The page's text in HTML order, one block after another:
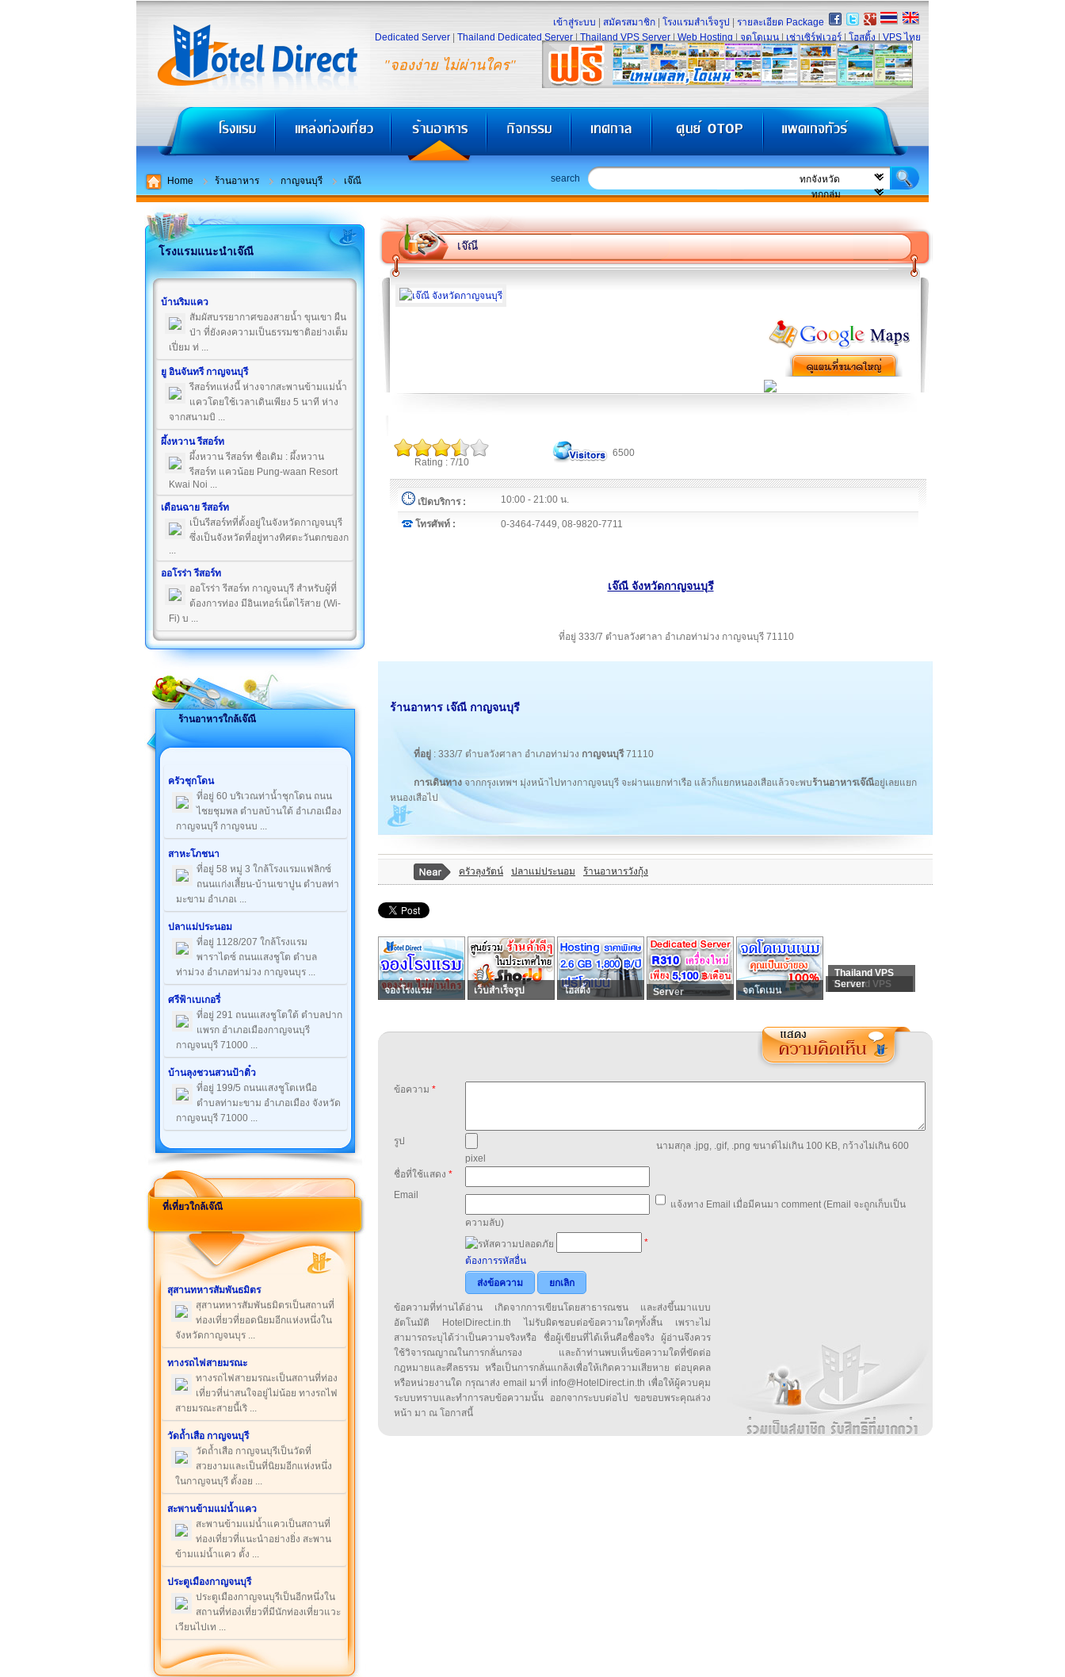
"จองง่าย ไม่ผ่านใคร"
เข้าสู่ระบบ สมัครสมาชิก โรงแรมสำเร็จรูป
รายละเอียด Package
Dedicated Server
Thailand Dedicated Server Thailand VPS Server Web Hosting จดโดเมน เช่าเซิร์ฟเวอร์ โฮสติ้ง VPS ไทย
Home ร้านอาหาร กาญจนบุรี เจ๊ณี search
โรงแรมแนะนำเจ๊ณี
บ้านริมแคว
สัมผัสบรรยากาศของสายน้ำ ขุนเขา ผืน
ป่า ที่ยังคงความเป็นธรรมชาติอย่างเต็ม
เปี่ยม ท่ ...
ยู อินจันทรี กาญจนบุรี
รีสอร์ทแห่งนี้ ห่างจากสะพานข้ามแม่น้ำ
แควโดยใช้เวลาเดินเพียง 5 นาที ห่าง
จากสนามบิ ...
ผึ้งหวาน รีสอร์ท
ผึ้งหวาน รีสอร์ท ชื่อเดิม : ผึ้งหวาน
รีสอร์ท แควน้อย Pung-waan Resort
Kwai Noi ...
เดือนฉาย รีสอร์ท
เป็นรีสอร์ทที่ตั้งอยู่ในจังหวัดกาญจนบุรี
ซึ่งเป็นจังหวัดที่อยู่ทางทิศตะวันตกของก
...
ออโรร่า รีสอร์ท
ออโรร่า รีสอร์ท กาญจนบุรี สำหรับผู้ที่
ต้องการท่อง มีอินเทอร์เน็ตไร้สาย (Wi-
Fi) บ ...
ร้านอาหารใกล้เจ๊ณี
ครัวชุกโดน
ที่อยู่ 60 บริเวณท่าน้ำชุกโดน ถนน
ไชยชุมพล ตำบลบ้านใต้ อำเภอเมือง
กาญจนบุรี กาญจนบ ...
สาหะโภชนา
ที่อยู่ 58 หมู่ 3 ใกล้โรงแรมแฟลิกซ์
ถนนแก่งเสี้ยน-บ้านเขาปูน ตำบลท่า
มะขาม อำเภอเ ...
ปลาแม่ประนอม
ที่อยู่ 1128/207 ใกล้โรงแรม
พาราไดซ์ ถนนแสงชูโต ตำบล
ท่าม่วง อำเภอท่าม่วง กาญจนบุร ...
ศรีฟ้าเบเกอรี่
ที่อยู่ 291 ถนนแสงชูโตใต้ ตำบลปาก
แพรก อำเภอเมืองกาญจนบุรี
กาญจนบุรี 71000 ...
บ้านลุงชวนสวนป้าติ๋ว
ที่อยู่ 199/5 ถนนแสงชูโตเหนือ
ตำบลท่ามะขาม อำเภอเมือง จังหวัด
กาญจนบุรี 71000 ...
ที่เที่ยวใกล้เจ๊ณี
สุสานทหารสัมพันธมิตร
สุสานทหารสัมพันธมิตรเป็นสถานที่
ท่องเที่ยวที่ยอดนิยมอีกแห่งหนึ่งใน
จังหวัดกาญจนบุร ...
ทางรถไฟสายมรณะ
ทางรถไฟสายมรณะเป็นสถานที่ท่อง
เที่ยวที่น่าสนใจอยู่ไม่น้อย ทางรถไฟ
สายมรณะสายนี้เริ ...
วัดถ้ำเสือ กาญจนบุรี
วัดถ้ำเสือ กาญจนบุรีเป็นวัดที่
สวยงามและเป็นที่นิยมอีกแห่งหนึ่ง
ในกาญจนบุรี ตั้งอย ...
สะพานข้ามแม่น้ำแคว
สะพานข้ามแม่น้ำแควเป็นสถานที่
ท่องเที่ยวที่แนะนำอย่างยิ่ง สะพาน
ข้ามแม่น้ำแคว ตั้ง ...
ประตูเมืองกาญจนบุรี
ประตูเมืองกาญจนบุรีเป็นอีกหนึ่งใน
สถานที่ท่องเที่ยวที่มีนักท่องเที่ยวแวะ
เวียนไปเท ...
เจ๊ณี
Rating : 7/10
6500
เปิดบริการ : 10:00 - 21:00 น.
โทรศัพท์ : 0-3464-7449, 08-9820-7711
เจ๊ณี จังหวัดกาญจนบุรี
ที่อยู่ 333/7 ตำบลวังศาลา อำเภอท่าม่วง กาญจนบุรี 71110
ร้านอาหาร เจ๊ณี กาญจนบุรี
ที่อยู่ : 333/7 ตำบลวังศาลา อำเภอท่าม่วง กาญจนบุรี71110
การเดินทางจากกรุงเทพฯ มุ่งหน้าไปทางกาญจนบุรี จะผ่านแยกท่าเรือ แล้วก็แยกหนองเสือแล้วจะพบร้านอาหารเจ๊ณีอยู่เลยแยก
หนองเสือไป
ครัวลุงรัตน์ ปลาแม่ประนอม ร้านอาหารวังกุ้ง
จองโรงแรม เว็บสำเร็จรูป โฮสติ้ง Server จดโดเมน
Thailand VPS
Thailand VPS
Server
ข้อความ *
รูป
นามสกุล .jpg, .gif, .png ขนาด์ไม่เกิน 100 KB, กว้างไม่เกิน 600
pixel
ชื่อที่ใช้แสดง *
Email
แจ้งทาง Email เมื่อมีคนมา comment (Email จะถูกเก็บเป็น
ความลับ)
*
ต้องการรหัสอื่น
ส่งข้อความ
ยกเลิก
ข้อความที่ท่านได้อ่าน เกิดจากการเขียนโดยสาธารณชน และส่งขึ้นมาแบบ
อัตโนมัติ HotelDirect.in.th ไม่รับผิดชอบต่อข้อความใดๆทั้งสิ้น เพราะไม่
สามารถระบุได้ว่าเป็นความจริงหรือ ชื่อผู้เขียนที่ได้เห็นคือชื่อจริง ผู้อ่านจึงควร
ใช้วิจารณญาณในการกลั่นกรอง และถ้าท่านพบเห็นข้อความใดที่ขัดต่อ
กฎหมายและศีลธรรม หรือเป็นการกลั่นแกล้งเพื่อให้เกิดความเสียหาย ต่อบุคคล
หรือหน่วยงานใด กรุณาส่ง email มาที่ info@HotelDirect.in.th เพื่อให้ผู้ควบคุม
ระบบทราบและทำการลบข้อความนั้น ออกจากระบบต่อไป ขอขอบพระคุณล่วง
หน้า มา ณ โอกาสนี้